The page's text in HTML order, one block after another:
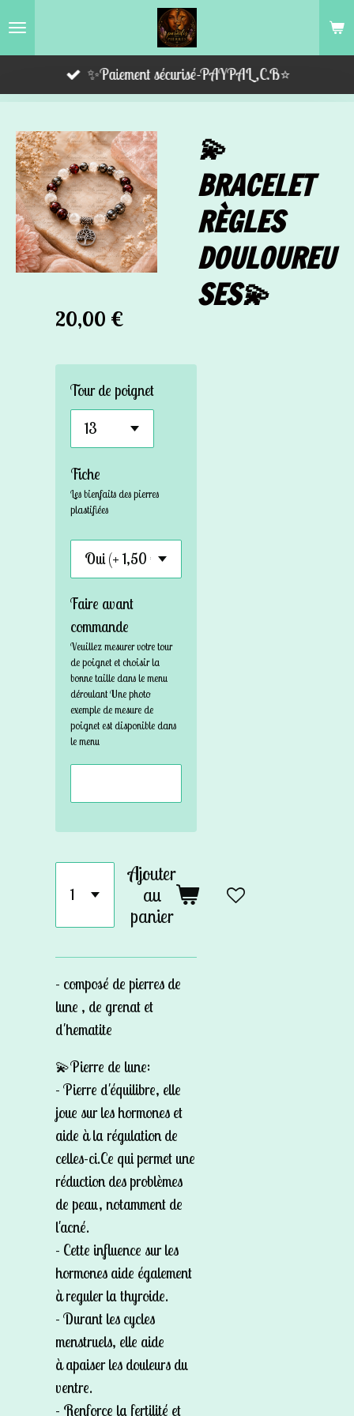
Passer
✨Paiement sécurisé-PAYPAL,C.B⭐️
💫
BRACELET
RÈGLES
DOULOUREU
SES💫
20,00 €
Tour de poignet
Fiche
Les bienfaits des pierres
plastifiées
Faire avant
commande
Veuillez mesurer votre tour
de poignet et choisir la
bonne taille dans le menu
déroulant Une photo
exemple de mesure de
poignet est disponible dans
le menu
Ajouter
au
panier
- composé de pierres de
lune , de grenat et
d'hematite
💫Pierre de lune:
- Pierre d'équilibre, elle
joue sur les hormones et
aide à la régulation de
celles-ci.Ce qui permet une
réduction des problèmes
de peau, notamment de
l'acné.
- Cette influence sur les
hormones aide également
à reguler la thyroide.
- Durant les cycles
menstruels, elle aide
à apaiser les douleurs du
ventre.
- Renforce la fertilité et